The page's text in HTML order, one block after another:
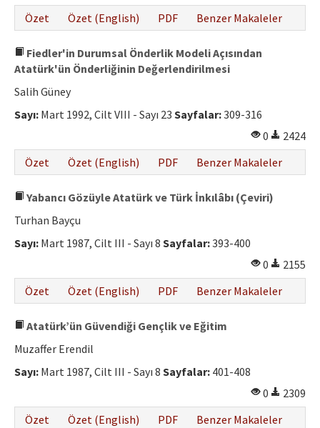
Özet
Özet (English) PDF Benzer Makaleler
Fiedler'in Durumsal Önderlik Modeli Açısından
Atatürk'ün Önderliğinin Değerlendirilmesi
Salih Güney
Sayı: Mart 1992, Cilt VIII - Sayı 23 Sayfalar:309-316
0
2424
Özet
Özet (English) PDF Benzer Makaleler
Yabancı Gözüyle Atatürk ve Türk İnkılâbı (Çeviri)
Turhan Bayçu
Sayı: Mart 1987, Cilt III - Sayı 8 Sayfalar:393-400
0
2155
Özet
Özet (English) PDF Benzer Makaleler
Atatürk’ün Güvendiği Gençlik ve Eğitim
Muzaffer Erendil
Sayı: Mart 1987, Cilt III - Sayı 8 Sayfalar: 401-408
0
2309
Özet
Özet (English) PDF Benzer Makaleler